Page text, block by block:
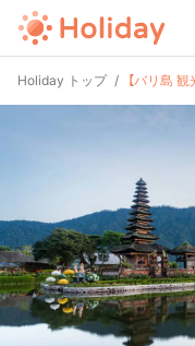
Holiday トップ 【バリ島